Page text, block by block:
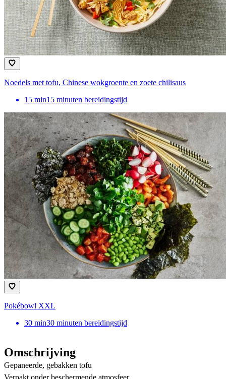
Noedels met tofu, Chinese wokgroente en zoete chilisaus
15 min15 minuten bereidingstijd
Pokébowl XXL
30 min30 minuten bereidingstijd
Omschrijving
Gepaneerde, gebakken tofu
Verpakt onder beschermende atmosfeer.